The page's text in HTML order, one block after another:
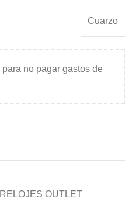
Cuarzo
no pagar gastos de
RELOJES OUTLET